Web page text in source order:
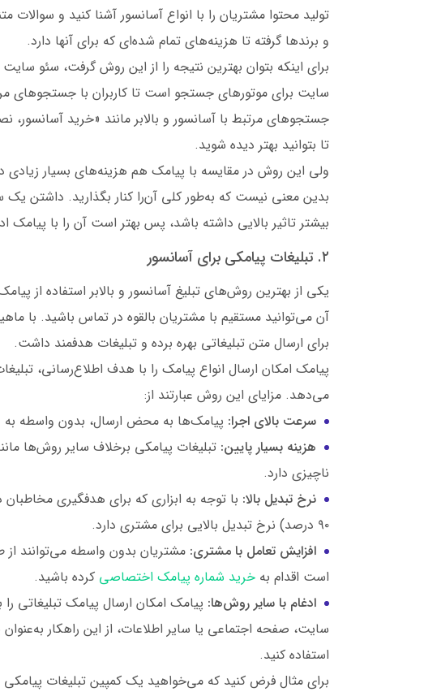
تولید محتوا مشتریان را با انواع آسانسور آشنا کنید و سوالات
و برندها گرفته تا هزینه‌های تمام شده‌ای که برای آنها دارد.
برای اینکه بتوان بهترین نتیجه را از این روش گرفت، سئو
سایت برای موتورهای جستجو است تا کاربران با جستجوهای
جستجوهای مرتبط با آسانسور و بالابر مانند «خرید آسانسور،
تا بتوانید بهتر دیده شوید.
ولی این روش در مقایسه با پیامک هم هزینه‌های بسیار
بدین معنی نیست که به‌طور کلی آن‌را کنار بگذارید. داشتن
بیشتر تاثیر بالایی داشته باشد، پس بهتر است آن را با پیامک
۲. تبلیغات پیامکی برای آسانسور
یکی از بهترین روش‌های تبلیغ آسانسور و بالابر استفاده از
آن می‌توانید مستقیم با مشتریان بالقوه در تماس باشید. با
برای ارسال متن تبلیغاتی بهره برده و تبلیغات هدفمند داشت.
پیامک امکان ارسال انواع پیامک را با هدف اطلاع‌رسانی،
می‌دهد. مزایای این روش عبارتند از:
سرعت بالای اجرا: پیامک‌ها به محض ارسال، بدون واسطه
هزینه بسیار پایین: تبلیغات پیامکی برخلاف سایر روش‌ها
ناچیزی دارد.
نرخ تبدیل بالا: با توجه به ابزاری که برای هدفگیری
۹۰ درصد) نرخ تبدیل بالایی برای مشتری دارد.
افزایش تعامل با مشتری: مشتریان بدون واسطه می‌توانند از
است اقدام به خرید شماره پیامک اختصاصی کرده باشید.
ادغام با سایر روش‌ها: پیامک امکان ارسال پیامک تبلیغاتی
سایت، صفحه اجتماعی یا سایر اطلاعات، از این راهکار
استفاده کنید.
برای مثال فرض کنید که می‌خواهید یک کمپین تبلیغات پیامکی